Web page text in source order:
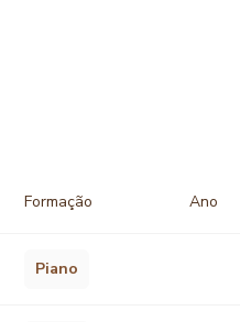
Formação Ano
Piano